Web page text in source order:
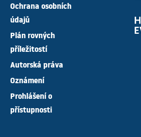
Ochrana osobních
údajů
Plán rovných
příležitostí
Autorská práva
Oznámení
Prohlášení o
přístupnosti